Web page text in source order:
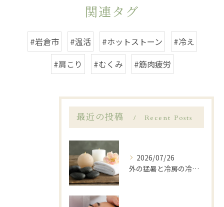
関連タグ
#岩倉市 #温活 #ホットストーン
#冷え
#肩こり
#むくみ #筋肉疲労
最近の投稿 Recent Posts
2026/07/26
外の猛暑と冷房の冷えに…夏の「寒暖差疲労」を温活ケアでリセット🌿岩倉市LANA